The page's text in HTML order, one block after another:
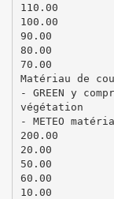
110.00
100.00
90.00
80.00
70.00
Matériau de
- GREEN y
végétation
- METEO
200.00
20.00
50.00
60.00
10.00